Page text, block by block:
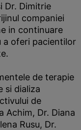
Dr. Dimitrie
companiei
in continuare
a oferi pacientilor
de terapie
si dializa
de
Achim, Dr. Diana
Rusu, Dr.